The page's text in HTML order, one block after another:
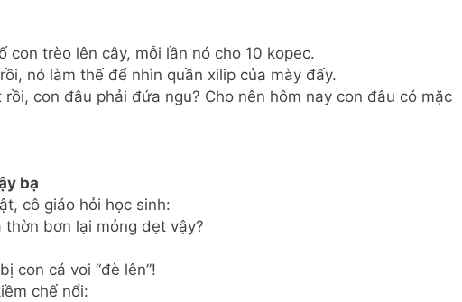
con trèo lên cây, mỗi lần nó cho 10 kopec.
nó làm thế để nhìn quần xilip của mày đấy.
rồi, con đâu phải đứa ngu? Cho nên hôm nay con đâu có mặc
bạ
cô giáo hỏi học sinh:
thờn bơn lại mỏng dẹt vậy?
con cá voi “đè lên”!
chế nổi: